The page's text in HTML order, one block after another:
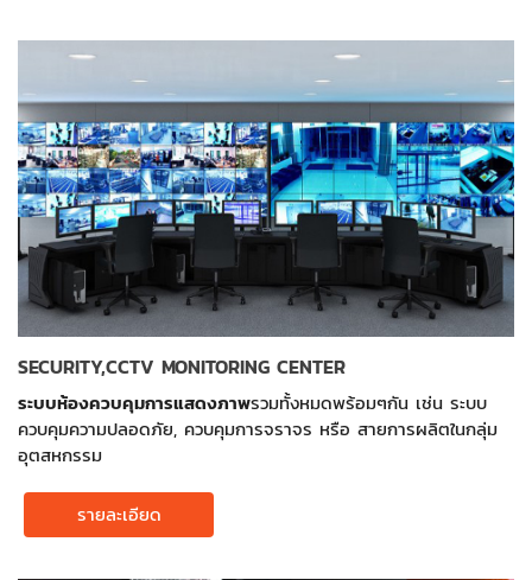
SECURITY,CCTV MONITORING CENTER
ระบบห้องควบคุมการแสดงภาพรวมทั้งหมดพร้อมๆกัน เช่น ระบบ
ควบคุมความปลอดภัย, ควบคุมการจราจร หรือ สายการผลิตในกลุ่ม
อุตสหกรรม
รายละเอียด